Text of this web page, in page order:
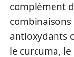
complément
combinaisons
antioxydants
le curcuma,